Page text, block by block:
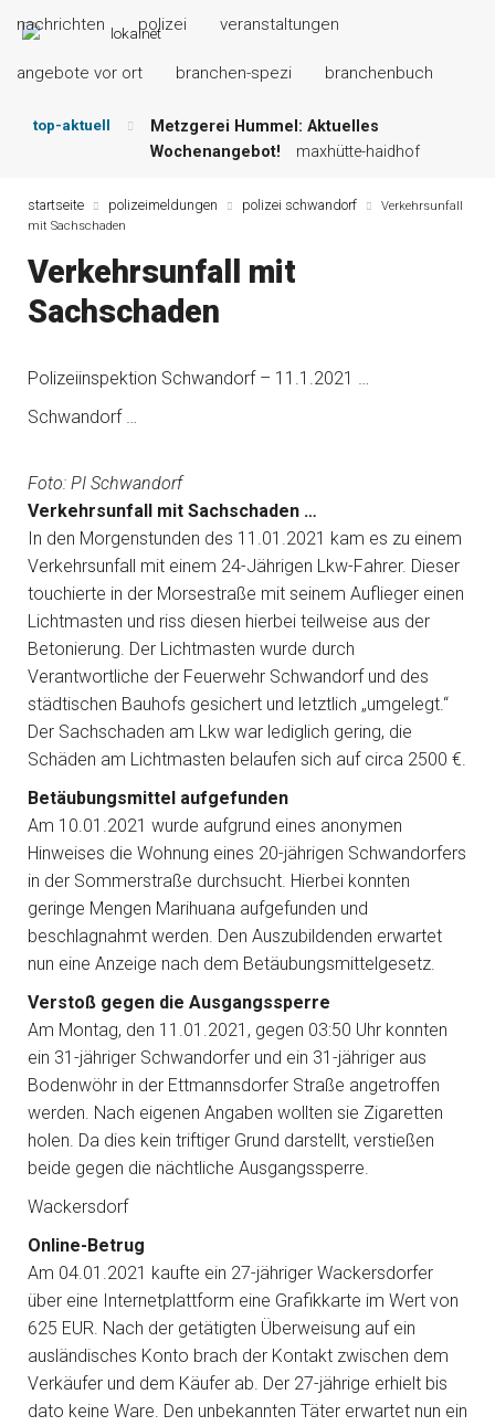
nachrichten polizei veranstaltungen
angebote vor ort branchen-spezi branchenbuch
top-aktuell
Metzgerei Hummel: Aktuelles
Wochenangebot!
maxhütte-haidhof
Grillspezialitäten u.v.m.! kallmünz
Der „deutsche Michel“ muss nun
zahlen!
Angebot … maxhütte-haidhof
startseite polizeimeldungen polizei schwandorf
Verkehrsunfall
mit Sachschaden
Verkehrsunfall mit
Sachschaden
Polizeiinspektion Schwandorf – 11.1.2021 …
Schwandorf …
Foto: PI Schwandorf
Verkehrsunfall mit Sachschaden …
In den Morgenstunden des 11.01.2021 kam es zu einem
Verkehrsunfall mit einem 24-Jährigen Lkw-Fahrer. Dieser
touchierte in der Morsestraße mit seinem Auflieger einen
Lichtmasten und riss diesen hierbei teilweise aus der
Betonierung. Der Lichtmasten wurde durch
Verantwortliche der Feuerwehr Schwandorf und des
städtischen Bauhofs gesichert und letztlich „umgelegt.“
Der Sachschaden am Lkw war lediglich gering, die
Schäden am Lichtmasten belaufen sich auf circa 2500 €.
Betäubungsmittel aufgefunden
Am 10.01.2021 wurde aufgrund eines anonymen
Hinweises die Wohnung eines 20-jährigen Schwandorfers
in der Sommerstraße durchsucht. Hierbei konnten
geringe Mengen Marihuana aufgefunden und
beschlagnahmt werden. Den Auszubildenden erwartet
nun eine Anzeige nach dem Betäubungsmittelgesetz.
Verstoß gegen die Ausgangssperre
Am Montag, den 11.01.2021, gegen 03:50 Uhr konnten
ein 31-jähriger Schwandorfer und ein 31-jähriger aus
Bodenwöhr in der Ettmannsdorfer Straße angetroffen
werden. Nach eigenen Angaben wollten sie Zigaretten
holen. Da dies kein triftiger Grund darstellt, verstießen
beide gegen die nächtliche Ausgangssperre.
Wackersdorf
Online-Betrug
Am 04.01.2021 kaufte ein 27-jähriger Wackersdorfer
über eine Internetplattform eine Grafikkarte im Wert von
625 EUR. Nach der getätigten Überweisung auf ein
ausländisches Konto brach der Kontakt zwischen dem
Verkäufer und dem Käufer ab. Der 27-jährige erhielt bis
dato keine Ware. Den unbekannten Täter erwartet nun ein